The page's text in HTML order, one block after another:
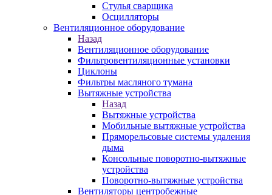
Стулья сварщика
Осцилляторы
Вентиляционное оборудование
Назад
Вентиляционное оборудование
Фильтровентиляционные установки
Циклоны
Фильтры масляного тумана
Вытяжные устройства
Назад
Вытяжные устройства
Мобильные вытяжные устройства
Пряморельсовые системы удаления
дыма
Консольные поворотно-вытяжные
устройства
Поворотно-вытяжные устройства
Вентиляторы центробежные